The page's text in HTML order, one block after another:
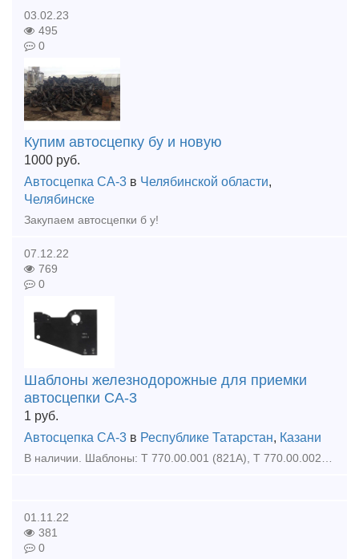
03.02.23
495
0
Купим автосцепку бу и новую
1000 руб.
Автосцепка СА-3 в Челябинской области,
Челябинске
Закупаем автосцепки б у!
07.12.22
769
0
Шаблоны железнодорожные для приемки
автосцепки СА-3
1 руб.
Автосцепка СА-3 в Республике Татарстан, Казани
01.11.22
381
0